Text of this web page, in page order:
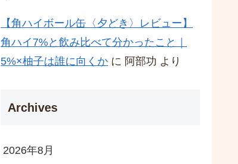
【角ハイボール缶〈夕どき〉レビュー】
角ハイ7%と飲み比べて分かったこと｜
5%×柚子は誰に向くか に 阿部功 より
Archives
2026年8月